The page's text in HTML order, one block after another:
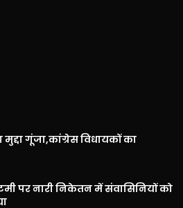
गूंजा,कांग्रेस विधायकों का
पर नारी निकेतन में संवासिनियों को